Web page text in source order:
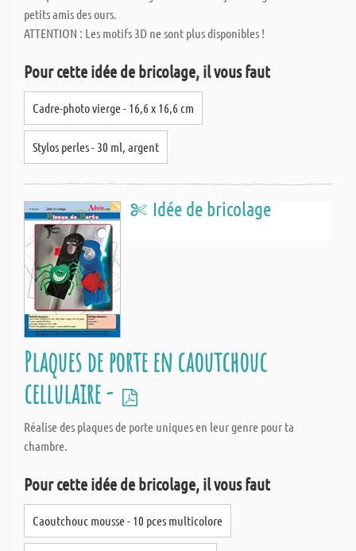
petits amis des ours.
ATTENTION : Les motifs 3D ne sont plus disponibles !
Pour cette idée de bricolage, il vous faut
Cadre-photo vierge - 16,6 x 16,6 cm
Stylos perles - 30 ml, argent
Idée de bricolage
Plaques de porte en caoutchouc
cellulaire -
Réalise des plaques de porte uniques en leur genre pour ta
chambre.
Pour cette idée de bricolage, il vous faut
Caoutchouc mousse - 10 pces multicolore